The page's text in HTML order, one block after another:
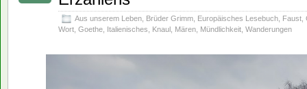
Aus unserem Leben Brüder Grimm Europäisches Lesebuch Faust
Wort Goethe Italienisches Knaul Mären Mündlichkeit Wanderungen